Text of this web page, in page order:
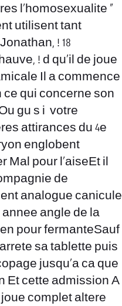
l’homosexualite “
utilisent tant
! 18
! d qu’il de joue
Il a commence
qui concerne son
gu s i votre
attirances du 4e
englobent
Mal pour l’aiseEt il
de
analogue canicule
annee angle de la
pour fermanteSauf
sa tablette puis
jusqu’a ca que
Et cette admission A
complet altere